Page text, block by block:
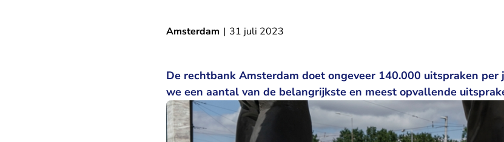
Amsterdam | 31 juli 2023
De rechtbank Amsterdam doet ongeveer 140.000 uitspraken per
we een aantal van de belangrijkste en meest opvallende